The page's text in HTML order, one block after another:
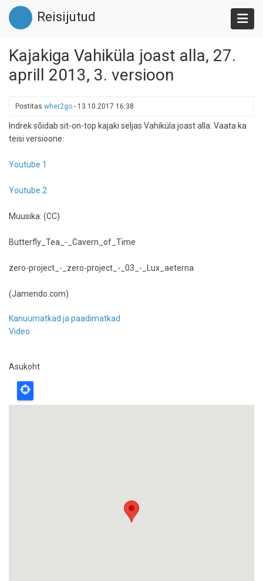
Liigu
edasi
põhisisu
Reisijutud
Kajakiga Vahiküla joast alla, 27.
aprill 2013, 3. versioon
Postitas wher2go - 13.10.2017 16:38
Indrek sõidab sit-on-top kajaki seljas Vahiküla joast alla. Vaata ka
teisi versioone:
Youtube 1
Youtube 2
Muusika: (CC)
Butterfly_Tea_-_Cavern_of_Time
zero-project_-_zero-project_-_03_-_Lux_aeterna
(Jamendo.com)
Kanuumatkad ja paadimatkad
Video
Asukoht